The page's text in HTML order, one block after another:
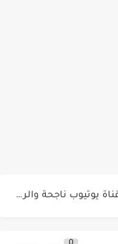
الدليل الكامل لإنشاء قناة يوتيوب ناجحة والربح منها للمبتدئين في...